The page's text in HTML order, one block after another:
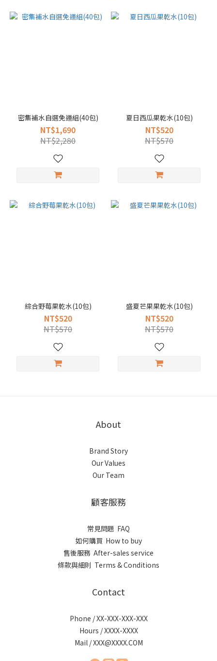
密集補水自選免運組(40包)
NT$1,690
NT$2,280
夏日西瓜果乾水(10包)
NT$520
NT$570
綜合野莓果乾水(10包)
NT$520
NT$570
盛夏芒果果乾水(10包)
NT$520
NT$570
About
Brand Story
Our Values
Our Team
顧客服務
常見問題 FAQ
如何購買 How to buy
售後服務 After-sales service
條款與細則 Terms & Conditions
Contact
Phone / XX-XXX-XXX-XXX
Hours / XXXX-XXXX
Mail / XXX@XXXX.COM